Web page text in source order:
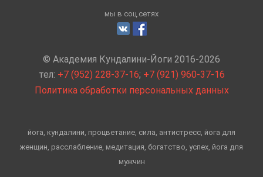
мы в соц.сетях
© Академия Кундалини-Йоги 2016-2026
тел: +7 (952) 228-37-16; +7 (921) 960-37-16
Политика обработки персональных данных
йога, кундалини, процветание, сила, антистресс, йога для
женщин, расслабление, медитация, богатство, успех, йога для
мужчин